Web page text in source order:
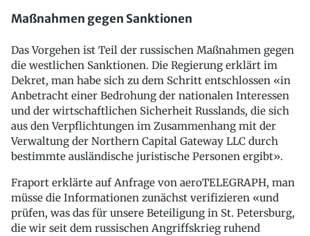
Maßnahmen gegen Sanktionen
Das Vorgehen ist Teil der russischen Maßnahmen gegen
die westlichen Sanktionen. Die Regierung erklärt im
Dekret, man habe sich zu dem Schritt entschlossen «in
Anbetracht einer Bedrohung der nationalen Interessen
und der wirtschaftlichen Sicherheit Russlands, die sich
aus den Verpflichtungen im Zusammenhang mit der
Verwaltung der Northern Capital Gateway LLC durch
bestimmte ausländische juristische Personen ergibt».
Fraport erklärte auf Anfrage von aeroTELEGRAPH, man
müsse die Informationen zunächst verifizieren «und
prüfen, was das für unsere Beteiligung in St. Petersburg,
die wir seit dem russischen Angriffskrieg ruhend